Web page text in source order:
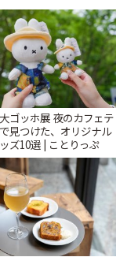
ゴッホ展 夜のカフェテ
見つけた、オリジナル
ズ10選 | ことりっぷ